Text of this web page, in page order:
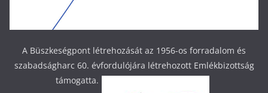
A Büszkeségpont létrehozását az 1956-os forradalom és
szabadságharc 60. évfordulójára létrehozott Emlékbizottság
támogatta.